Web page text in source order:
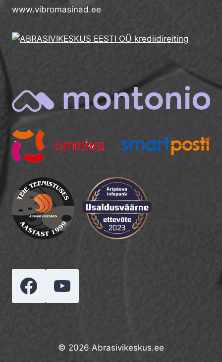
www.vibromasinad.ee
© 2026 Abrasivikeskus.ee